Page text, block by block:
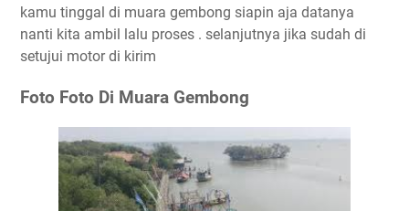
kamu tinggal di muara gembong siapin aja datanya
nanti kita ambil lalu proses . selanjutnya jika sudah di
setujui motor di kirim
Foto Foto Di Muara Gembong